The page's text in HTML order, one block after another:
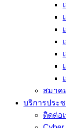
สมาค
บริการประ
ติดต่อ